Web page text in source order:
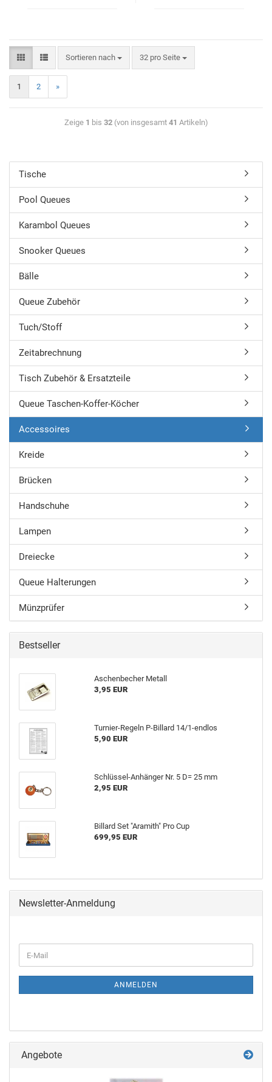
Sortieren nach 32 pro Seite
1 2 »
Zeige 1 bis 32(von insgesamt 41 Artikeln)
Tische
Pool Queues
Karambol Queues
Snooker Queues
Bälle
Queue Zubehör
Tuch/Stoff
Zeitabrechnung
Tisch Zubehör & Ersatzteile
Queue Taschen-Koffer-Köcher
Accessoires
Kreide
Brücken
Handschuhe
Lampen
Dreiecke
Queue Halterungen
Münzprüfer
Bestseller
Aschen­be­cher Me­tall
3,95 EUR
Turnier-​Regeln P-​Billard 14/1-​endlos
5,90 EUR
Schlüssel-​Anhänger Nr. 5 D= 25 mm
2,95 EUR
Bil­lard Set "Ara­mith" Pro Cup
699,95 EUR
Newsletter-Anmeldung
ANMELDEN
Angebote